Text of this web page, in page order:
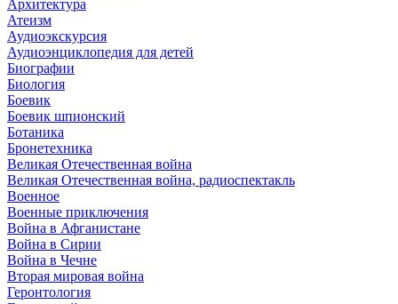
Архитектура
Атеизм
Аудиоэкскурсия
Аудиоэнциклопедия для детей
Биографии
Биология
Боевик
Боевик шпионский
Ботаника
Бронетехника
Великая Отечественная война
Великая Отечественная война, радиоспектакль
Военное
Военные приключения
Война в Афганистане
Война в Сирии
Война в Чечне
Вторая мировая война
Геронтология